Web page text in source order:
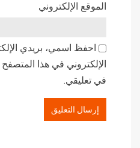
الموقع الإلكتروني
احفظ اسمي، بريدي
الإلكتروني في هذا المتصفح
في تعليقي.